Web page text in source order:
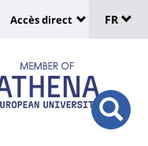
:
Shortcut
links
Accès direct
de
FR